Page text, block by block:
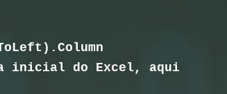
inicial do Excel, aqui